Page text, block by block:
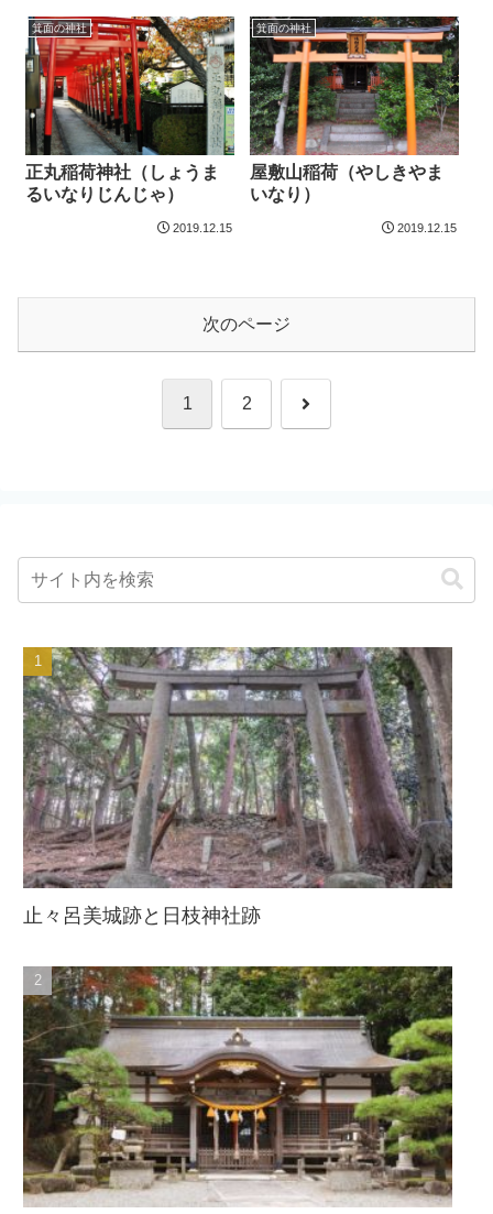
箕面の神社
正丸稲荷神社（しょうま
るいなりじんじゃ）
2019.12.15
箕面の神社
屋敷山稲荷（やしきやま
いなり）
2019.12.15
次のページ
1 2 次
止々呂美城跡と日枝神社跡